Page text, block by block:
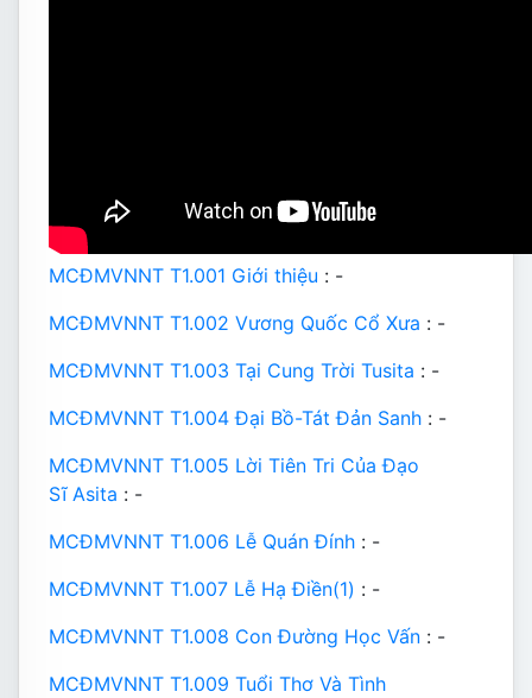
MCĐMVNNT T1.001 Giới thiệu : -
MCĐMVNNT T1.002 Vương Quốc Cổ Xưa : -
MCĐMVNNT T1.003 Tại Cung Trời Tusita : -
MCĐMVNNT T1.004 Đại Bồ-Tát Đản Sanh : -
MCĐMVNNT T1.005 Lời Tiên Tri Của Đạo
Sĩ Asita : -
MCĐMVNNT T1.006 Lễ Quán Đính : -
MCĐMVNNT T1.007 Lễ Hạ Điền(1) : -
MCĐMVNNT T1.008 Con Đường Học Vấn : -
MCĐMVNNT T1.009 Tuổi Thơ Và Tình